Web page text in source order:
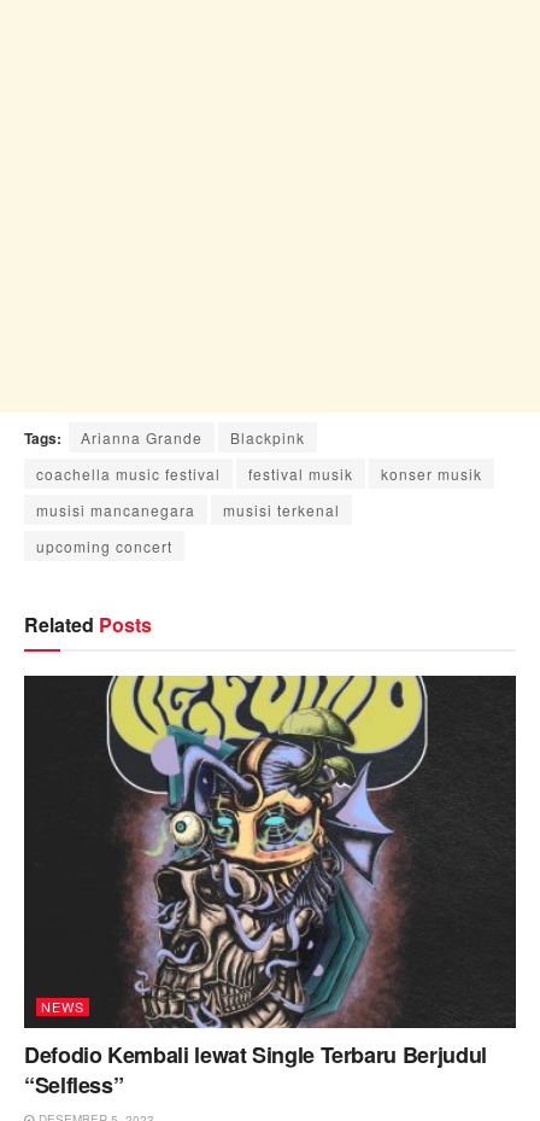
Tags: Arianna Grande
Blackpink
coachella music festival
festival musik
konser musik
musisi mancanegara
musisi terkenal
upcoming concert
Related Posts
NEWS
Defodio Kembali lewat Single Terbaru Berjudul
“Selfless”